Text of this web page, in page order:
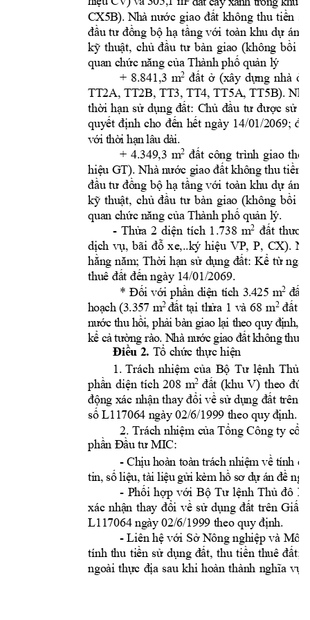
CX5B). Nhà nước giao đất không thu tiền
đầu tư đồng bộ hạ tầng với toàn khu dự án,
kỹ thuật, chủ đầu tư bàn giao (không bồi
quan chức năng của Thành phố quản lý
+ 8.841,3 m2 đất ở (xây dựng nhà ở
TT2A, TT2B, TT3, TT4, TT5A, TT5B). Nh
thời hạn sử dụng đất: Chủ đầu tư được sử
quyết định cho đến hết ngày 14/01/2069;
với thời hạn lâu dài.
+ 4.349,3 m2 đất công trình giao
hiệu GT). Nhà nước giao đất không thu tiền
đầu tư đồng bộ hạ tầng với toàn khu dự án,
kỹ thuật, chủ đầu tư bàn giao (không bồi
quan chức năng của Thành phố quản lý.
- Thửa 2 diện tích 1 .738 m2 đất
dịch vụ, bãi đỗ xe,..ký hiệu VP, P, CX).
hằng năm; Thời hạn sử dụng đất: Kể từ
thuê đất đến ngày 14/01/2069.
* Đối với phần diện tích 3.425 m2 đấ
hoạch (3.357 m2 đất tại thửa 1 và 68 m2 đất
nước thu hồi, phải bàn giao lại theo quy định,
kể cả tường rào. Nhà nước giao đất khôngthu t
Điều 2. Tổ chức thực hiện
1. Trách nhiệm của Bộ Tư lệnh Thủ
phần diện tích 208 m2 đất (khu V) theo
động xác nhận thay đổi về sử dụng đất trên
số L117064 ngày 02/6/1999 theo quy định.
2. Trách nhiệm của Tổng Công ty cổ
phần Đầu tư MIC:
- Chịu hoàn toàn trách nhiệm về tính c
tin, số liệu, tài liệu gửi kèm hồ sơ dự án đề ng
- Phối hợp với Bộ Tư lệnh Thủ đô
xác nhận thay đổi về sử dụng đất trên Giấy
L117064 ngày 02/6/1999 theo quy định.
- Liên hệ với Sở Nông nghiệp và Môi
tính thu tiền sử dụng đất, thu tiền thuê đất;
ngoài thực địa sau khi hoàn thành nghĩa vụ